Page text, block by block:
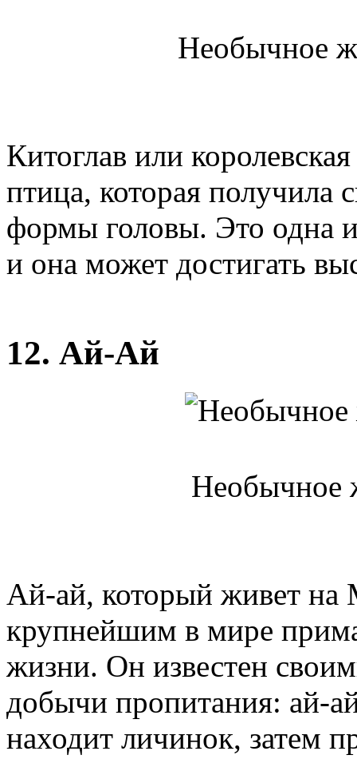
Необычное
Китоглав или
птица, которая получила
формы головы. Это одна
и она может достигать
12. Ай-Ай
Необычное
Ай-ай, который живет на
крупнейшим в мире
жизни. Он известен
добычи пропитания: ай-
находит личинок, затем